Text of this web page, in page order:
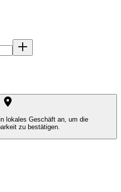
lokales Geschäft an, um die
zu bestätigen.